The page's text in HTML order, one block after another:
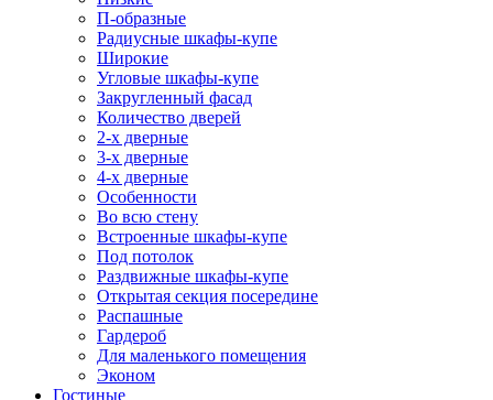
П-образные
Радиусные шкафы-купе
Широкие
Угловые шкафы-купе
Закругленный фасад
Количество дверей
2-х дверные
3-х дверные
4-х дверные
Особенности
Во всю стену
Встроенные шкафы-купе
Под потолок
Раздвижные шкафы-купе
Открытая секция посередине
Распашные
Гардероб
Для маленького помещения
Эконом
Гостиные